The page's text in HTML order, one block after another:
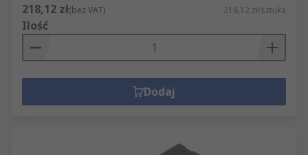
218,12 zł(bez VAT) 218,12 zł/sztuka
Ilość
Dodaj